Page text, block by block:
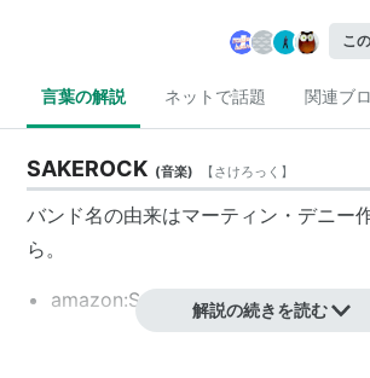
こ
言葉の解説 ネットで話題 関連ブ
SAKEROCK (音楽) 【さけろっく 】
バンド名の由来はマーティン・デニー
ら。
amazon:SAKEROCK解説の続きを読む